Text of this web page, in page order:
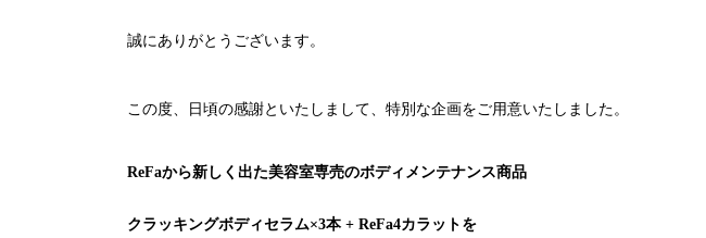
誠にありがとうございます。
この度、日頃の感謝といたしまして、特別な企画をご用意いたしました。
ReFaから新しく出た美容室専売のボディメンテナンス商品
クラッキングボディセラム×3本 + ReFa4カラットを